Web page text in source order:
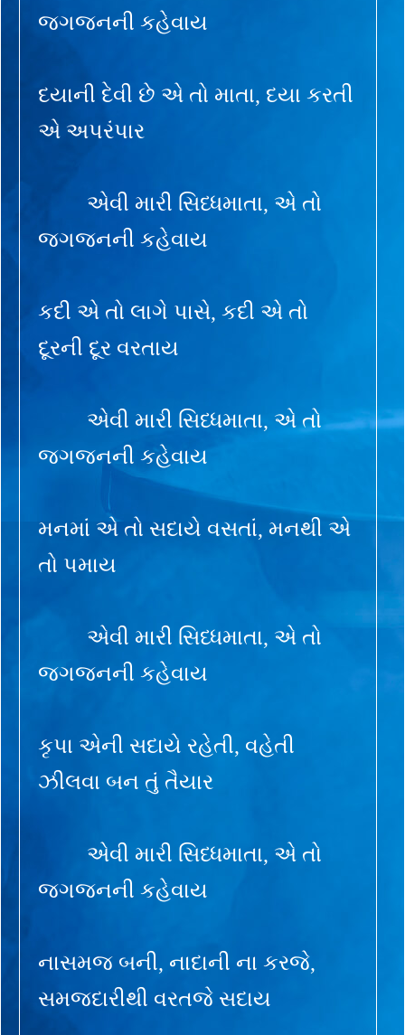
જગજનની કહેવાય
દયાની દેવી છે એ તો માતા, દયા કરતી
એ અપરંપાર
એવી મારી સિધ્ધમાતા, એ તો
જગજનની કહેવાય
કદી એ તો લાગે પાસે, કદી એ તો
દૂરની દૂર વરતાય
એવી મારી સિધ્ધમાતા, એ તો
જગજનની કહેવાય
મનમાં એ તો સદાયે વસતાં, મનથી એ
તો પમાય
એવી મારી સિધ્ધમાતા, એ તો
જગજનની કહેવાય
કૃપા એની સદાયે રહેતી, વહેતી
ઝીલવા બન તું તૈયાર
એવી મારી સિધ્ધમાતા, એ તો
જગજનની કહેવાય
નાસમજ બની, નાદાની ના કરજે,
સમજદારીથી વરતજે સદાય